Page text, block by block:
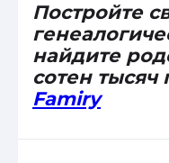
Постройте
найдите
сотен тысяч
Famiry